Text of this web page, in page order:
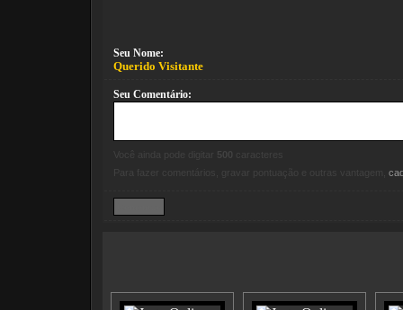
Seu Nome:
Querido Visitante
Seu Comentário:
500
Para fazer comentários, gravar pontuação e outras vantagem,